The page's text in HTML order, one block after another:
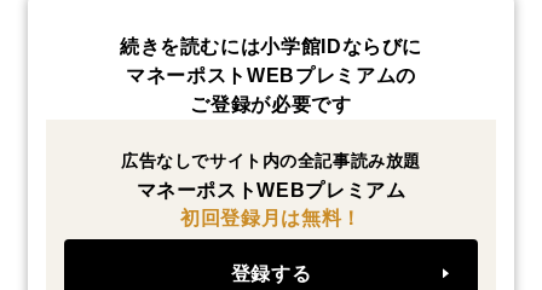
続きを読むには小学館IDならびに
マネーポストWEBプレミアムの
ご登録が必要です
広告なしでサイト内の全記事読み放題
マネーポストWEBプレミアム
初回登録月は無料！
登録する